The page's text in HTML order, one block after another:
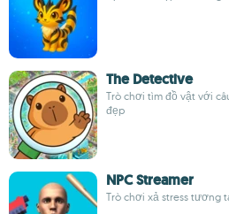
The Detective
Trò chơi tìm đồ vật với
đẹp
NPC Streamer
Trò chơi xả stress tương